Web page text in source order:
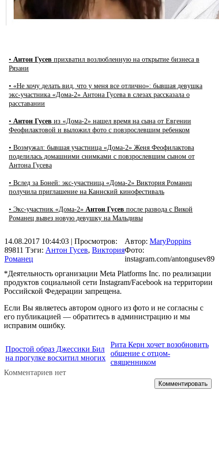
• Антон Гусев прихватил возлюбленную на открытие бизнеса в
Рязани
• «Не хочу делать вид, что у меня все отлично»: бывшая девушка
экс-участника «Дома-2» Антона Гусева в слезах рассказала о
расставании
• Антон Гусев из «Дома-2» нашел время на сына от Евгении
Феофилактовой и выложил фото с повзрослевшим ребенком
• Возмужал: бывшая участница «Дома-2» Женя Феофилактова
поделилась домашними снимками с повзрослевшим сыном от
Антона Гусева
• Вслед за Боней: экс-участница «Дома-2» Виктория Романец
получила приглашение на Каннский кинофестиваль
• Экс-участник «Дома-2» Антон Гусев после развода с Викой
Романец вывез новую девушку на Мальдивы
14.08.2017 10:44:03 | Просмотров:
89811 Тэги: Антон Гусев, Виктория
Романец
Автор: MaryPoppins
Фото:
instagram.com/antongusev89
*Деятельность организации Meta Platforms Inc. по реализации
продуктов социальной сети Instagram/Facebook на территории
Российской Федерации запрещена.
Если Вы являетесь автором одного из фото и не согласны с
его публикацией — обратитесь в администрацию и мы
исправим ошибку.
Простой образ Джессики Бил
на прогулке восхитил многих
Рита Керн хочет возобновить
общение с отцом-
священником
Комментариев нет
Комментировать